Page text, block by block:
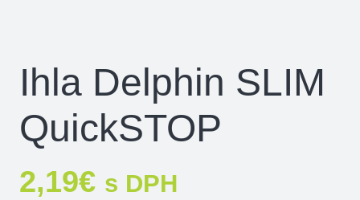
Ihla Delphin SLIM
QuickSTOP
2,19€ s DPH